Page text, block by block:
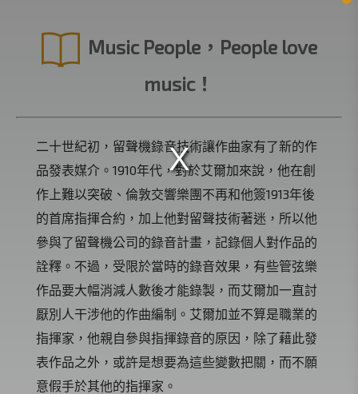
Music People，People love
music！
二十世紀初，留聲機錄音技術讓作曲家有了新的作
品發表媒介。1910年代，對於艾爾加來說，他在創
作上難以突破、倫敦交響樂團不再和他簽1913年後
的首席指揮合約，加上他對留聲技術著迷，所以他
參與了留聲機公司的錄音計畫，記錄個人對作品的
詮釋。不過，受限於當時的錄音效果，有些管弦樂
作品要大幅消減人數後才能錄製，而艾爾加一直討
厭別人干涉他的作曲編制。艾爾加並不算是職業的
指揮家，他親自參與指揮錄音的原因，除了藉此發
表作品之外，或許是想要為這些變數把關，而不願
意假手於其他的指揮家。